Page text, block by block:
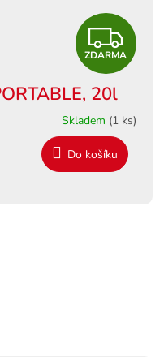
Z
D
R
M
ZDARMA
20l
Skladem (1 ks)
Do košíku